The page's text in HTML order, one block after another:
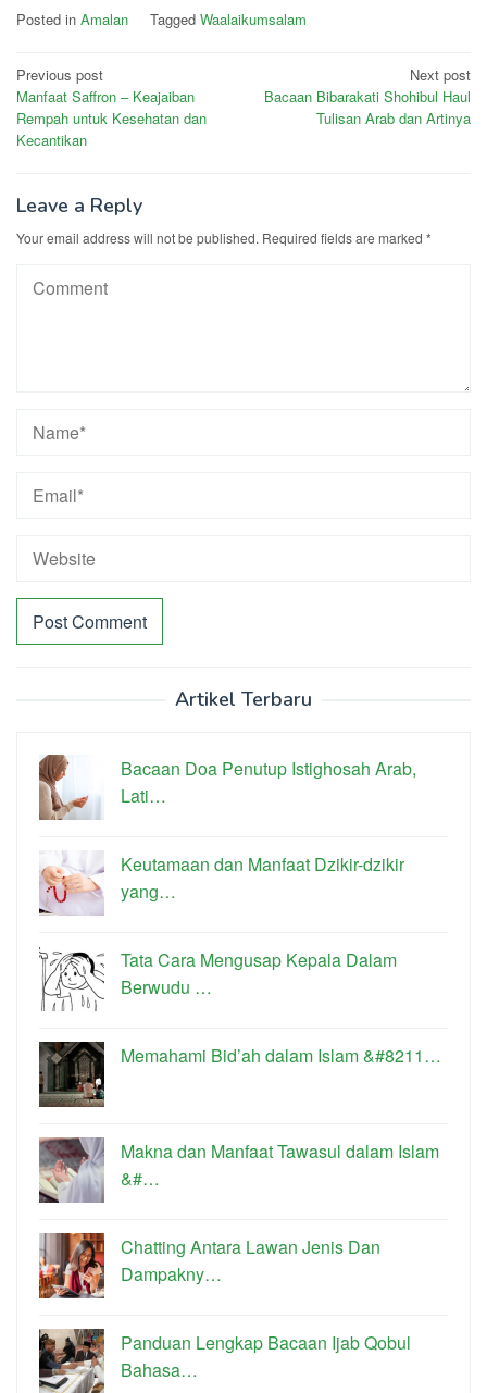
Posted in Amalan Tagged Waalaikumsalam
Post
navigation
Previous post
Manfaat Saffron – Keajaiban
Rempah untuk Kesehatan dan
Kecantikan
Next post
Bacaan Bibarakati Shohibul Haul
Tulisan Arab dan Artinya
Leave a Reply
Your email address will not be published. Required fields are marked *
Artikel Terbaru
Bacaan Doa Penutup Istighosah Arab,
Lati…
Keutamaan dan Manfaat Dzikir-dzikir
yang…
Tata Cara Mengusap Kepala Dalam
Berwudu …
Memahami Bid’ah dalam Islam &#8211…
Makna dan Manfaat Tawasul dalam Islam
&#…
Chatting Antara Lawan Jenis Dan
Dampakny…
Panduan Lengkap Bacaan Ijab Qobul
Bahasa…